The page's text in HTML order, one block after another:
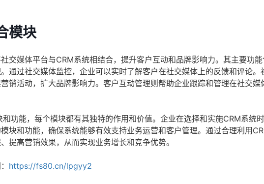
模块
交媒体平台与CRM系统相结合，提升客户互动和品牌影响力。其主要功能
通过社交媒体监控，企业可以实时了解客户在社交媒体上的反馈和评论。
销活动，扩大品牌影响力。客户互动管理则帮助企业跟踪和管理在社交媒
功能，每个模块都有其独特的作用和价值。企业在选择和实施CRM系统
块和功能，确保系统能够有效支持业务运营和客户管理。通过合理利用
提高营销效果，从而实现业务增长和竞争优势。
https://fs80.cn/lpgyy2